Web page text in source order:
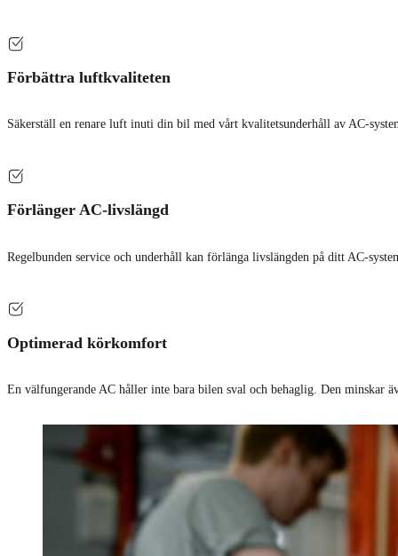
Förbättra luftkvaliteten
Säkerställ en renare luft inuti din bil med vårt kvalitetsunderhåll av AC-
Förlänger AC-livslängd
Regelbunden service och underhåll kan förlänga livslängden på ditt AC-
Optimerad körkomfort
En välfungerande AC håller inte bara bilen sval och behaglig. Den minskar